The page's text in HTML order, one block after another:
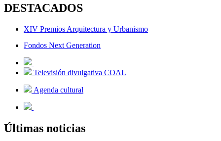
DESTACADOS
XIV Premios Arquitectura y Urbanismo
Fondos Next Generation
Televisión divulgativa COAL
Agenda cultural
Últimas noticias